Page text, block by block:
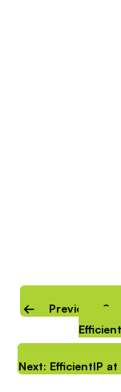
Previous:
Next: EfficientIP